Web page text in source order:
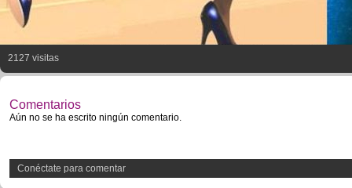
2127 visitas
Comentarios
Aún no se ha escrito ningún comentario.
Conéctate para comentar